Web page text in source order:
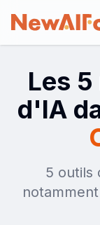
Les
d'IA
5 outils